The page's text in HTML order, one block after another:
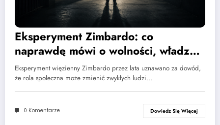
Eksperyment Zimbardo: co
naprawdę mówi o wolności, władzy i
manipulacji?
Eksperyment więzienny Zimbardo przez lata uznawano za dowód,
że rola społeczna może zmienić zwykłych ludzi…
0 Komentarze Dowiedz Się Więcej